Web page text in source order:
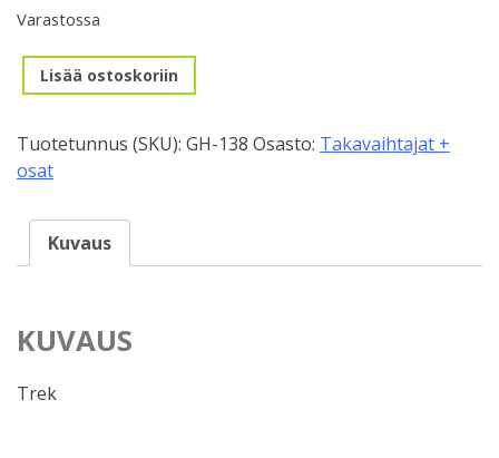
Varastossa
Takavaihtajan
korvake,
138
määrä
Lisää ostoskoriin
Tuotetunnus (SKU): GH-138 Osasto: Takavaihtajat +
osat
Kuvaus
KUVAUS
Trek